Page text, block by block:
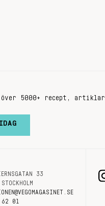
5000+ recept, artiklar
33
01